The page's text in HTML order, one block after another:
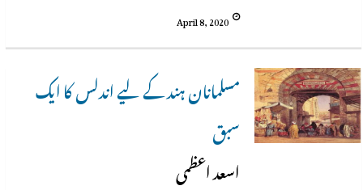
April 8, 2020
مسلمانان ہند کے لیے اندلس کا ایک
سبق
اسعد اعظمی